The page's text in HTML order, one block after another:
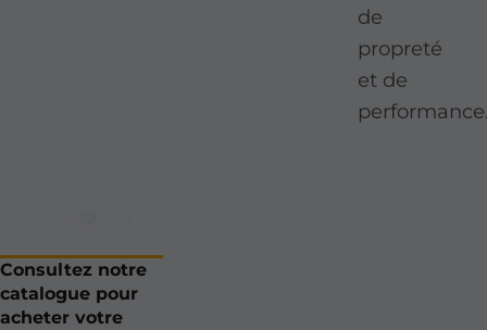
de
propreté
et de
Consultez notre
catalogue pour
acheter votre